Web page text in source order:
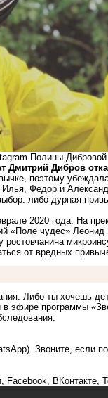
Полины Дибровой
Дибров
поэтому убеждала
Илья, Федор и
либо дурная
2020 года. На
«Поле чудес»
от вредных
Либо ты хочешь
в эфире программы
Звоните, если
Facebook ВКонтакте